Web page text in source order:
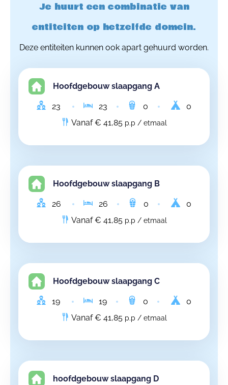
Je huurt een combinatie van
entiteiten op hetzelfde domein.
Deze entiteiten kunnen ook apart gehuurd worden.
Hoofdgebouw slaapgang A
23 23 0
0
Vanaf € 41,85 p.p / etmaal
Hoofdgebouw slaapgang B
26 26 0
0
Vanaf € 41,85 p.p / etmaal
Hoofdgebouw slaapgang C
19 19 0
0
Vanaf € 41,85 p.p / etmaal
hoofdgebouw slaapgang D